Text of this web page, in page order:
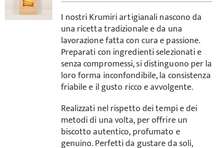
I nostri Krumiri artigianali nascono da
una ricetta tradizionale e da una
lavorazione fatta con cura e passione.
Preparati con ingredienti selezionati e
senza compromessi, si distinguono per la
loro forma inconfondibile, la consistenza
friabile e il gusto ricco e avvolgente.
Realizzati nel rispetto dei tempi e dei
metodi di una volta, per offrire un
biscotto autentico, profumato e
genuino. Perfetti da gustare da soli,